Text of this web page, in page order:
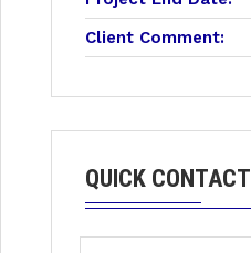
Client Comment:
QUICK CONTACT